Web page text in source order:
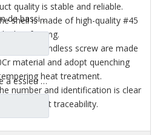
Engrenage d'angle moyen de bassin de pont pour les pièces de rechange 42104456 de camion de SAIC Hongyan
28/21 engrenage conique à essieu moyen pour essieu Ankai essieu Benz Foton Auman pièces de rechange de camion HFF2502038/39CK1BZ
quality is stable and reliable.
shell is made of high-quality #45
by hot forging.
and endless screw are made
material and adopt quenching
heat treatment.
number and identification is clear
product traceability.